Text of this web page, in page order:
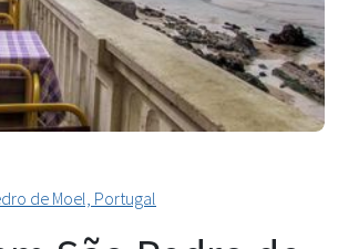
todo o ano
de Moel, Portugal